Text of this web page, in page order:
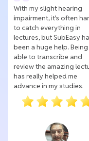
With my slight hearing
impairment, it's often
to catch everything in
lectures, but SubEasy
been a huge help. Being
able to transcribe and
review the amazing
has really helped me
advance in my studies.